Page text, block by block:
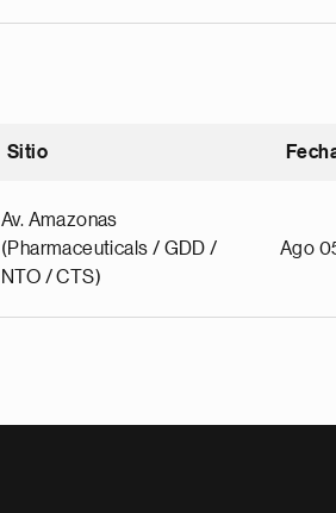
Sitio
Av. Amazonas
(Pharmaceuticals / GDD /
NTO / CTS)
Ago